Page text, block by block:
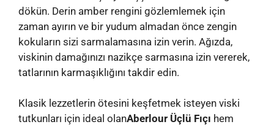
dökün. Derin amber rengini gözlemlemek için
zaman ayırın ve bir yudum almadan önce zengin
kokuların sizi sarmalamasına izin verin. Ağızda,
viskinin damağınızı nazikçe sarmasına izin vererek,
tatlarının karmaşıklığını takdir edin.
Klasik lezzetlerin ötesini keşfetmek isteyen viski
tutkunları için ideal olanAberlour Üçlü Fıçı hem